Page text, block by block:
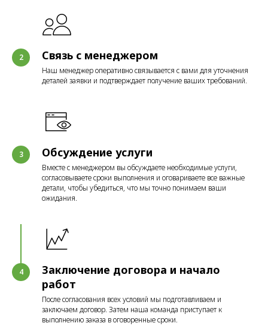
Связь с менеджером
Наш менеджер оперативно связывается с вами для уточнения
деталей заявки и подтверждает получение ваших требований.
Обсуждение услуги
Вместе с менеджером вы обсуждаете необходимые услуги,
согласовываете сроки выполнения и оговариваете все важные
детали, чтобы убедиться, что мы точно понимаем ваши
ожидания.
Заключение договора и начало
работ
После согласования всех условий мы подготавливаем и
заключаем договор. Затем наша команда приступает к
выполнению заказа в оговоренные сроки.